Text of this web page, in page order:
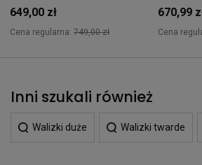
649,00 zł
Cena regularna: 749,00 zł
670,99
Cena
Inni szukali również
Walizki duże Walizki twarde